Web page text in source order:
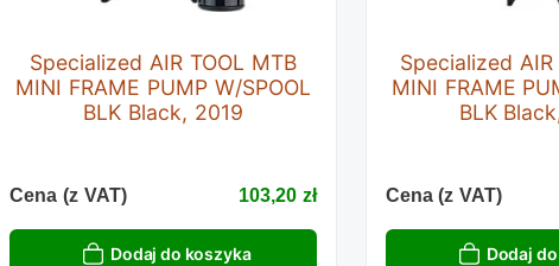
Specialized AIR TOOL MTB
MINI FRAME PUMP W/SPOOL
BLK Black, 2019
Cena (z VAT) 103,20 zł
Dodaj do koszyka
Specialized AIR
MINI FRAME
BLK
Cena (z VAT)
Dodaj